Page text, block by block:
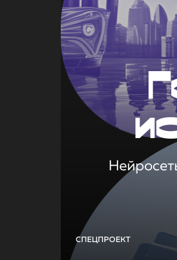
СПЕЦПРОЕКТ